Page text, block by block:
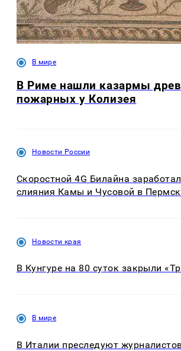
В мире
В Риме нашли казармы
пожарных у Колизея
Новости России
Скоростной 4G Билайна
слияния Камы и Чусовой в
Новости края
В Кунгуре на 80 суток закрыли
В мире
В Италии преследуют